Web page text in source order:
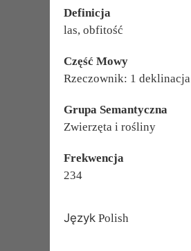
Definicja
las, obfitość
Część Mowy
Rzeczownik: 1 deklinacja
Grupa Semantyczna
Zwierzęta i rośliny
Frekwencja
234
Język Polish